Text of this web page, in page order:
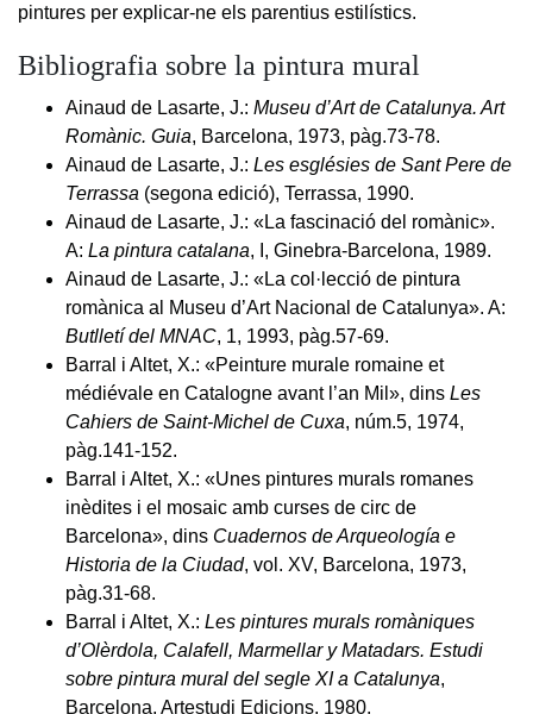
pintures per explicar-ne els parentius estilístics.
Bibliografia sobre la pintura mural
Ainaud de Lasarte, J.: Museu d’Art de Catalunya. Art
Romànic. Guia, Barcelona, 1973, pàg.73-78.
Ainaud de Lasarte, J.: Les esglésies de Sant Pere de
Terrassa (segona edició), Terrassa, 1990.
Ainaud de Lasarte, J.: «La fascinació del romànic».
A: La pintura catalana, I, Ginebra-Barcelona, 1989.
Ainaud de Lasarte, J.: «La col·lecció de pintura
romànica al Museu d’Art Nacional de Catalunya». A:
Butlletí del MNAC, 1, 1993, pàg.57-69.
Barral i Altet, X.: «Peinture murale romaine et
médiévale en Catalogne avant l’an Mil», dins Les
Cahiers de Saint-Michel de Cuxa, núm.5, 1974,
pàg.141-152.
Barral i Altet, X.: «Unes pintures murals romanes
inèdites i el mosaic amb curses de circ de
Barcelona», dins Cuadernos de Arqueología e
Historia de la Ciudad, vol. XV, Barcelona, 1973,
pàg.31-68.
Barral i Altet, X.: Les pintures murals romàniques
d’Olèrdola, Calafell, Marmellar y Matadars. Estudi
sobre pintura mural del segle XI a Catalunya,
Barcelona, Artestudi Edicions, 1980.